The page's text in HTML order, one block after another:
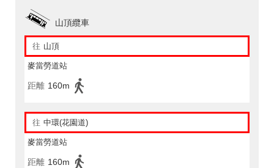
山頂纜車
往 山頂
麥當勞道站
距離 160m
往 中環(花園道)
麥當勞道站
距離 160m